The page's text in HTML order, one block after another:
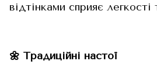
відтінками сприяє легкості
🌼 Традиційні настої